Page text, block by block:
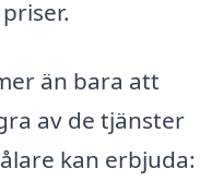
än bara att
av de tjänster
kan erbjuda: